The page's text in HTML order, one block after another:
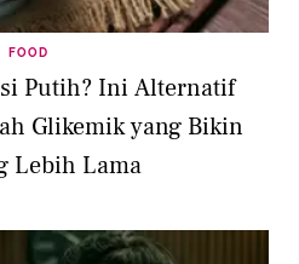
FOOD
Putih? Ini Alternatif
Glikemik yang Bikin
Lebih Lama